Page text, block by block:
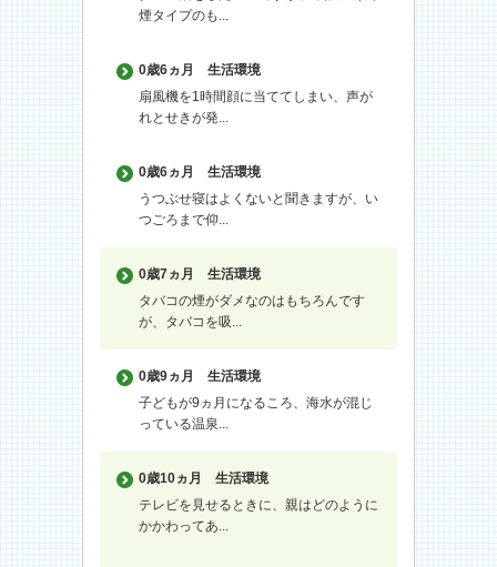
煙タイプのも...
0歳6ヵ月
生活環境
扇風機を1時間顔に当ててしまい、声が
れとせきが発...
0歳6ヵ月
生活環境
うつぶせ寝はよくないと聞きますが、い
つごろまで仰...
0歳7ヵ月
生活環境
タバコの煙がダメなのはもちろんです
が、タバコを吸...
0歳9ヵ月
生活環境
子どもが9ヵ月になるころ、海水が混じ
っている温泉...
0歳10ヵ月
生活環境
テレビを見せるときに、親はどのように
かかわってあ...